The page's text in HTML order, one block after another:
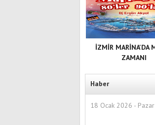
İZMİR MARİNA'DA
ZAMANI
Haber
18 Ocak 2026 -